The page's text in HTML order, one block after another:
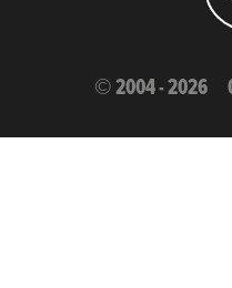
© 2004 - 2026